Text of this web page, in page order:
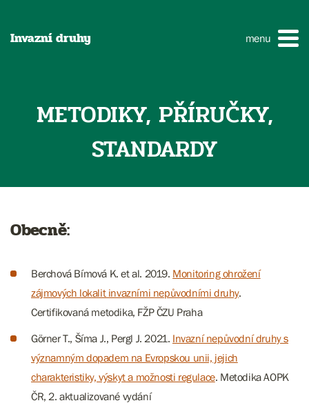
Invazní druhy menu
METODIKY, PŘÍRUČKY,
STANDARDY
Obecně:
Berchová Bímová K. et al. 2019. Monitoring ohrožení
zájmových lokalit invazními nepůvodními druhy.
Certifikovaná metodika, FŽP ČZU Praha
Görner T., Šíma J., Pergl J. 2021. Invazní nepůvodní druhy s
významným dopadem na Evropskou unii, jejich
charakteristiky, výskyt a možnosti regulace. Metodika AOPK
ČR, 2. aktualizované vydání